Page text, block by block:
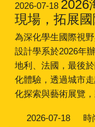
2026-07-18 2026
現場，拓展
為深化學生國際視
設計學系於2026年
地利、法國，最後
化體驗，透過城市
化探索與藝術展覽
2026-07-18